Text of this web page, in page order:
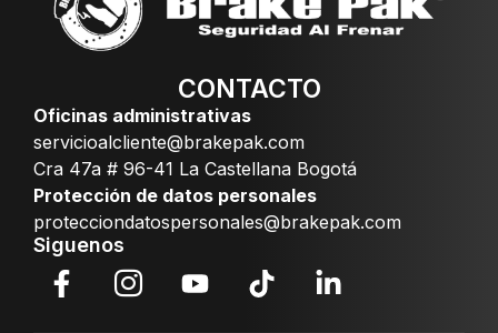
CONTACTO
Oficinas administrativas
servicioalcliente@brakepak.com
Cra 47a # 96-41 La Castellana Bogotá
Protección de datos personales
protecciondatospersonales@brakepak.com
Siguenos